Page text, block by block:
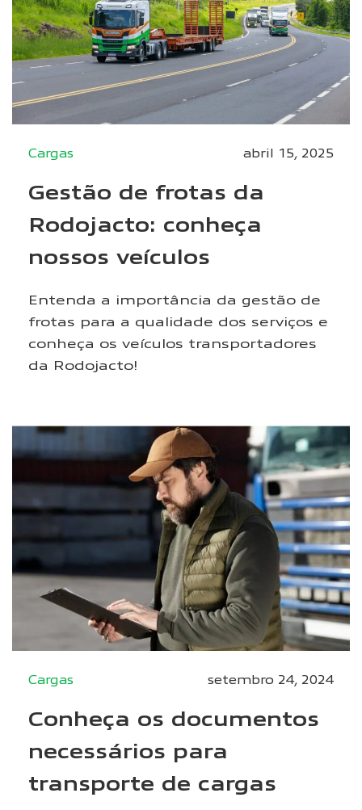
Cargas abril 15, 2025
Gestão de frotas da
Rodojacto: conheça
nossos veículos
Entenda a importância da gestão de
frotas para a qualidade dos serviços e
conheça os veículos transportadores
da Rodojacto!
Cargas setembro 24, 2024
Conheça os documentos
necessários para
transporte de cargas